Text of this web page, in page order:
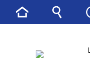
Strona